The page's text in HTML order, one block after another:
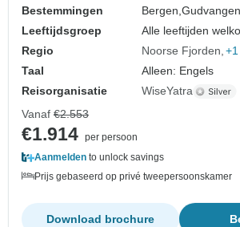
Bestemmingen
Bergen,
Leeftijdsgroep
Alle leeftijden
Regio
Noorse Fjorden
Taal
Alleen: Engels
Reisorganisatie
WiseYatra
Vanaf €2.553
€1.914 per persoon
Aanmelden to unlock savings
Prijs gebaseerd op privé tweepersoonskamer
Download brochure